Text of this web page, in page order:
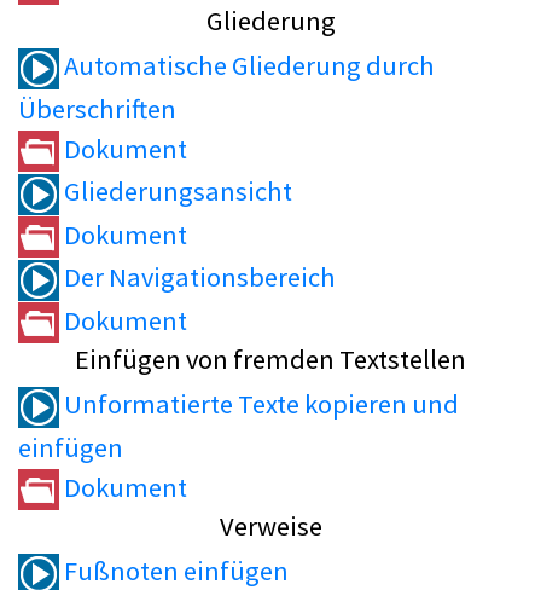
Gliederung
Automatische Gliederung durch
Überschriften
Dokument
Gliederungsansicht
Dokument
Der Navigationsbereich
Dokument
Einfügen von fremden Textstellen
Unformatierte Texte kopieren und
einfügen
Dokument
Verweise
Fußnoten einfügen